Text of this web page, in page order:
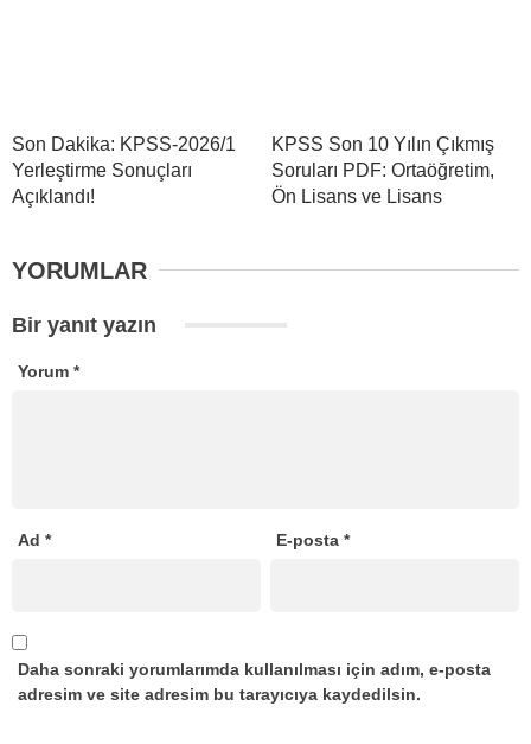
Son Dakika: KPSS-2026/1
Yerleştirme Sonuçları
Açıklandı!
KPSS Son 10 Yılın Çıkmış
Soruları PDF: Ortaöğretim,
Ön Lisans ve Lisans
YORUMLAR
Bir yanıt yazın
Yorum *
Ad * E-posta*
Daha sonraki yorumlarımda kullanılması için adım, e-posta
adresim ve site adresim bu tarayıcıya kaydedilsin.